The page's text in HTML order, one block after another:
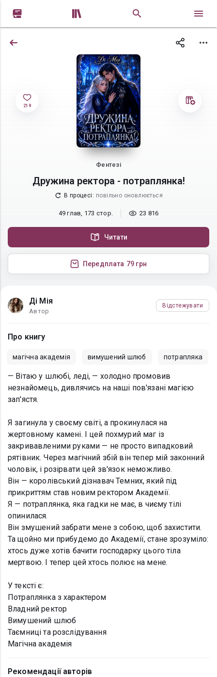
 
219
Фентезі
Дружина ректора - потраплянка!
В процесі : повільно оновлюється
49 глав, 173 стор. 23 816
Читати
Передплата 79 грн
Ді Мія
Автор
Відстежувати
Про книгу
магічна академія вимушений шлюб потрапляка
— Вітаю у шлюбі, леді, — холодно промовив
незнайомець, дивлячись на наші пов'язані магією
зап'ястя.
Я загинула у своєму світі, а прокинулася на
жертовному камені. І цей похмурий маг із
закривавленими руками — не просто випадковий
рятівник. Через магічний збій він тепер мій законний
чоловік, і розірвати цей зв'язок неможливо.
Він — королівський дізнавач Темних, який під
прикриттям став новим ректором Академії.
Я — потраплянка, яка гадки не має, в чиєму тілі
опинилася.
Він змушений забрати мене з собою, щоб захистити.
Та щойно ми прибудемо до Академії, стане зрозуміло:
хтось дуже хотів бачити господарку цього тіла
мертвою. І тепер цей хтось полює на мене.
У тексті є:
Потраплянка з характером
Владний ректор
Вимушений шлюб
Таємниці та розслідування
Магічна академія
Рекомендації авторів